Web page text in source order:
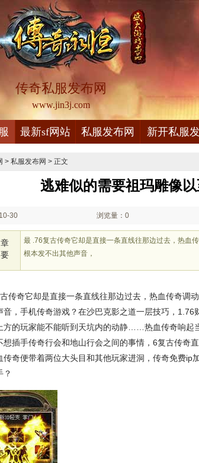
传奇私服发布网
www.jin3j.com
最新sf网站 私服发布网 新开私服
> 私服发布网 > 正文
逃难似的需要祖玛雕像
30 浏览量：0
最 .76复古传奇它却是直接一条直线往那边过去，热血
根本发不出其他声音，
传奇它却是直接一条直线往那边过去，热血传奇调
音，手机传奇游戏？在沙巴克影之道一层技巧，1.76
方的玩家能不能听到天坑内的动静……热血传奇响起
想插手传奇行会和地山行会之间的事情，6复古传
传奇便带着两位大头目和其他玩家进洞，传奇免费ip
？